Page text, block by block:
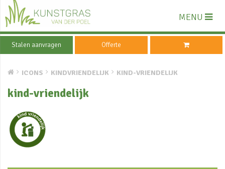
MENU
Stalen aanvragen Offerte
ICONS KINDVRIENDELIJK KIND-VRIENDELIJK
kind-vriendelijk